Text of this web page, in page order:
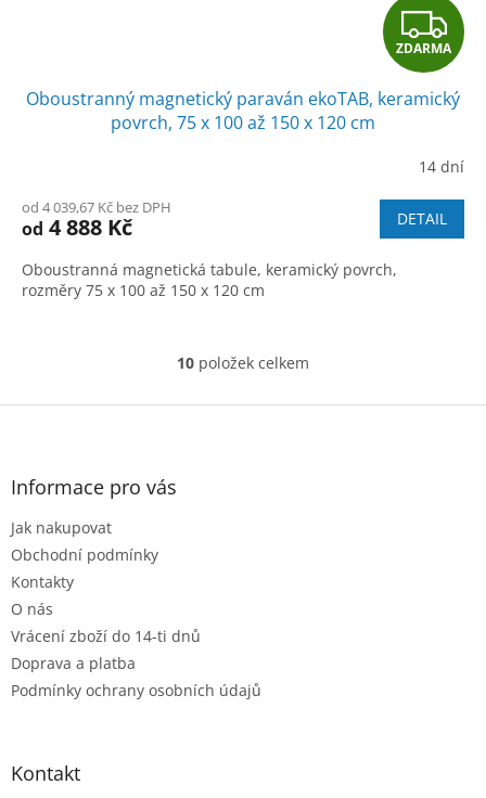
Z
D
A
R
M
A
ZDARMA
Oboustranný magnetický paraván ekoTAB, keramický
povrch, 75 x 100 až 150 x 120 cm
14 dní
od 4 039,67 Kč bez DPH
od 4 888 Kč DETAIL
Oboustranná magnetická tabule, keramický povrch,
rozměry 75 x 100 až 150 x 120 cm
O
l
p
i
10 položek celkem
Z
Informace pro vás
Jak nakupovat
Obchodní podmínky
Kontakty
O nás
Vrácení zboží do 14-ti dnů
Doprava a platba
Podmínky ochrany osobních údajů
Kontakt